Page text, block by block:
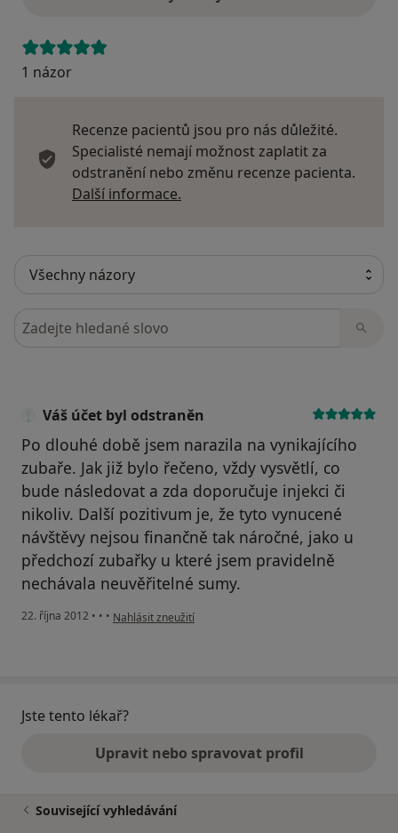
1 názor
Recenze pacientů jsou pro nás důležité.
Specialisté nemají možnost zaplatit za
odstranění nebo změnu recenze pacienta.
Další informace.
Hledejte v názorech
Váš účet byl odstraněn
Po dlouhé době jsem narazila na vynikajícího
zubaře. Jak již bylo řečeno, vždy vysvětlí, co
bude následovat a zda doporučuje injekci či
nikoliv. Další pozitivum je, že tyto vynucené
návštěvy nejsou finančně tak náročné, jako u
předchozí zubařky u které jsem pravidelně
nechávala neuvěřitelné sumy.
22. října 2012 • • • podle názoru uživatele Váš účet byl odstraněn
Nahlásit zneužití
Jste tento lékař?
Upravit nebo spravovat profil
Související vyhledávání